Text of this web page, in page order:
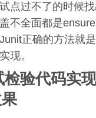
点过不了的时候
不全面都是
正确的方法就
现。
验代码实